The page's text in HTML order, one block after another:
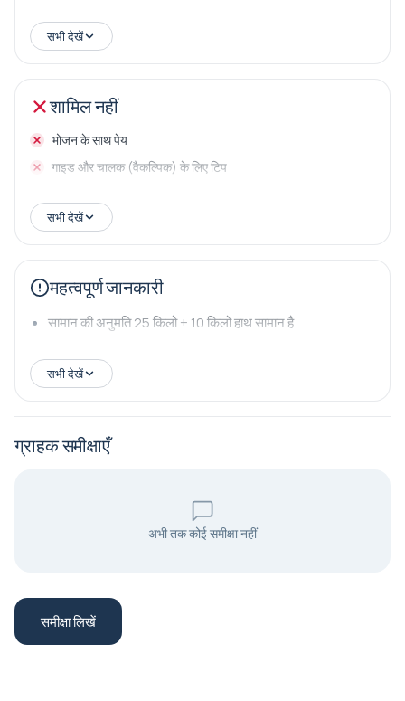
पेशेवर लाइसेंस गाइड
संग्रहालय प्रवेश
सभी देखें
शामिल नहीं
भोजन के साथ पेय
गाइड और चालक (वैकल्पिक) के लिए टिप
सभी देखें
महत्वपूर्ण जानकारी
सामान की अनुमति 25 किलो + 10 किलो हाथ सामान है
सभी देखें
ग्राहक समीक्षाएँ
अभी तक कोई समीक्षा नहीं
समीक्षा लिखें